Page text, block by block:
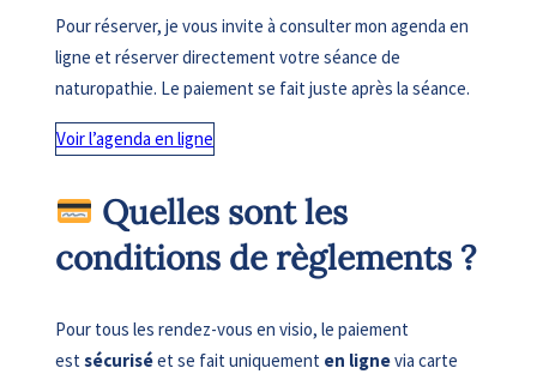
Pour réserver, je vous invite à consulter mon agenda en
ligne et réserver directement votre séance de
naturopathie. Le paiement se fait juste après la séance.
Voir l’agenda en ligne
Quelles sont les
conditions de règlements ?
Pour tous les rendez-vous en visio, le paiement
estsécuriséet se fait uniquement en lignevia carte